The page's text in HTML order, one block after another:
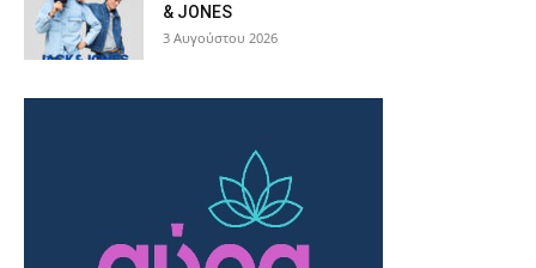
& JONES
3 Αυγούστου 2026